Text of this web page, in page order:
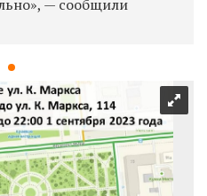
— сообщили